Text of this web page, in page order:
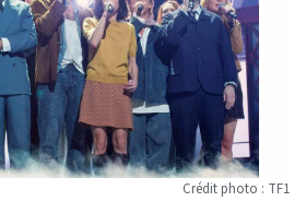
Crédit photo : TF1